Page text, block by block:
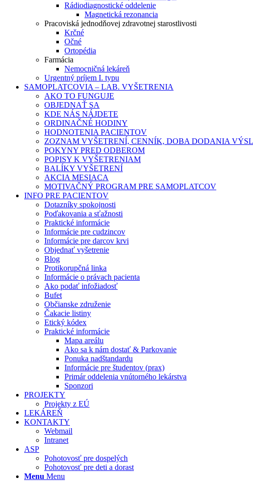
Rádiodiagnostické oddelenie
Magnetická rezonancia
Pracoviská jednodňovej zdravotnej starostlivosti
Krčné
Očné
Ortopédia
Farmácia
Nemocničná lekáreň
Urgentný príjem I. typu
SAMOPLATCOVIA – LAB. VYŠETRENIA
AKO TO FUNGUJE
OBJEDNAŤ SA
KDE NÁS NÁJDETE
ORDINAČNÉ HODINY
HODNOTENIA PACIENTOV
ZOZNAM VYŠETRENÍ, CENNÍK, DOBA DODANIA
POKYNY PRED ODBEROM
POPISY K VYŠETRENIAM
BALÍKY VYŠETRENÍ
AKCIA MESIACA
MOTIVAČNÝ PROGRAM PRE SAMOPLATCOV
INFO PRE PACIENTOV
Dotazníky spokojnosti
Poďakovania a sťažnosti
Praktické informácie
Informácie pre cudzincov
Informácie pre darcov krvi
Objednať vyšetrenie
Blog
Protikorupčná linka
Informácie o právach pacienta
Ako podať infožiadosť
Bufet
Občianske združenie
Čakacie listiny
Etický kódex
Praktické informácie
Mapa areálu
Ako sa k nám dostať & Parkovanie
Ponuka nadštandardu
Informácie pre študentov (prax)
Primár oddelenia vnútorného lekárstva
Sponzori
PROJEKTY
Projekty z EÚ
LEKÁREŇ
KONTAKTY
Webmail
Intranet
ASP
Pohotovosť pre dospelých
Pohotovosť pre deti a dorast
Menu Menu